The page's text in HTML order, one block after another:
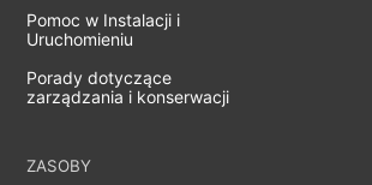
Pomoc w Instalacji i
Uruchomieniu
Porady dotyczące
zarządzania i konserwacji
ZASOBY